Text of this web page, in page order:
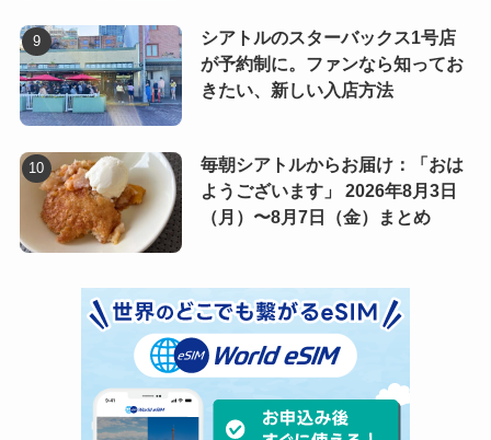
シアトルのスターバックス1号店
が予約制に。ファンなら知ってお
きたい、新しい入店方法
毎朝シアトルからお届け：「おは
ようございます」 2026年8月3日
（月）〜8月7日（金）まとめ